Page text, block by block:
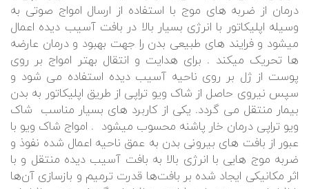
درمان از ضربه های موج با استفاده از ارسال امواج صوتی به
وسیله اپلیکاتور با انرژی بسیار بالا در بافت آسیب دیده اعمال
میشود و فرایند های طبیعی بدن را جهت بهبود و درمان عارضه
ها تحریک میکند . برای هدایت و انتقال بهتر امواج بر روی
پوست از ژل بر روی ناحیه آسیب دیده استفاده می شود و
سپس نیروی حاصل از شاک ویو تراپی از طریق اپلیکاتور به بدن
بیمار منتقل می گردد. یکی از کاربرد های بسیار مناسب شاک
ویو تراپی درمان خار پاشنه محسوب میشود . امواج شاک ویو با
عبور از بافت های بیرونی بدن به عمق ناحیه اعمال شده نفوذ و
ضربه‌ موج هایی با انرژی بالا به بافت آسیب‌ دیده منتقل و با
اثر مکانیکی ایجاد شده بر بافت‌ها قدرت ترمیم و بازسازی آن‌ها